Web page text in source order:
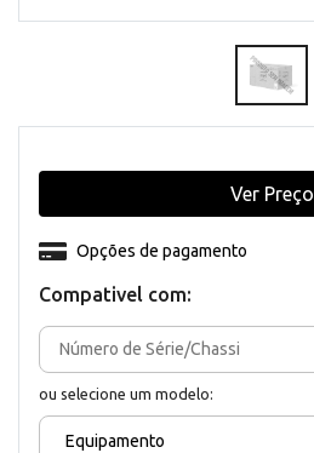
Compativel com:
ou selecione um modelo:
Equipamento
Opções de pagamento
Ver Preço